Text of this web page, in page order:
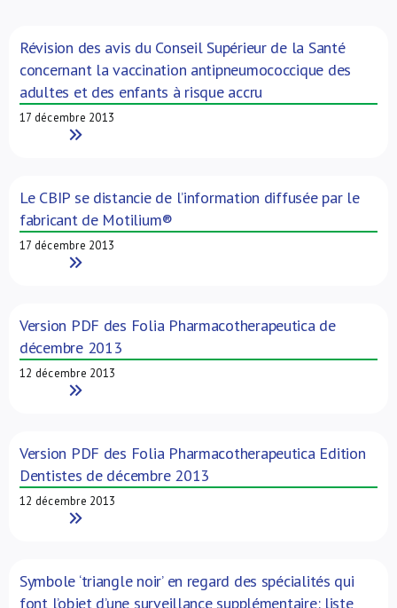
NL
Révision des avis du Conseil Supérieur de la Santé
concernant la vaccination antipneumococcique des
adultes et des enfants à risque accru
17 décembre 2013
Read More
Le CBIP se distancie de l’information diffusée par le
fabricant de Motilium®
17 décembre 2013
Read More
Version PDF des Folia Pharmacotherapeutica de
décembre 2013
12 décembre 2013
Read More
Version PDF des Folia Pharmacotherapeutica Edition
Dentistes de décembre 2013
12 décembre 2013
Read More
Symbole ‘triangle noir’ en regard des spécialités qui
font l’objet d’une surveillance supplémentaire: liste